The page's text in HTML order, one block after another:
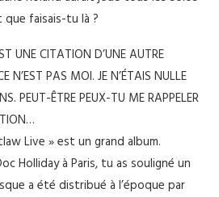
faisais-tu là ?
UNE CITATION D’UNE AUTRE
N’EST PAS MOI. JE N’ÉTAIS NULLE
PEUT-ÊTRE PEUX-TU ME RAPPELER
Live » est un grand album.
Holliday à Paris, tu as souligné un
a été distribué à l’époque par